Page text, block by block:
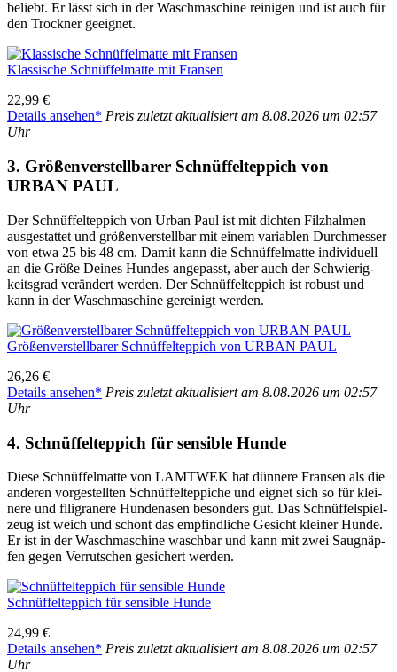
beliebt. Er lässt sich in der Wasch­ma­schi­ne rei­ni­gen und ist auch für
den Trock­ner geeig­net.
Klas­si­sche Schnüf­fel­mat­te mit Fran­sen
22,99 €
Details anse­hen* Preis zuletzt aktua­li­siert am 8.08.2026 um 02:57
Uhr
3. Grö­ßen­ver­stell­ba­rer Schnüf­fel­tep­pich von
URBAN PAUL
Der Schnüf­fel­tep­pich von Urban Paul ist mit dich­ten Filz­hal­men
aus­ge­stat­tet und grö­ßen­ver­stell­bar mit einem varia­blen Durch­mes­ser
von etwa 25 bis 48 cm. Damit kann die Schnüf­fel­mat­te indi­vi­du­ell
an die Grö­ße Dei­nes Hun­des ange­passt, aber auch der Schwie­rig­
keits­grad ver­än­dert wer­den. Der Schnüf­fel­tep­pich ist robust und
kann in der Wasch­ma­schi­ne gerei­nigt wer­den.
Grö­ßen­ver­stell­ba­rer Schnüf­fel­tep­pich von URBAN PAUL
26,26 €
Details anse­hen* Preis zuletzt aktua­li­siert am 8.08.2026 um 02:57
Uhr
4. Schnüf­fel­tep­pich für sen­si­ble Hun­de
Die­se Schnüf­fel­mat­te von LAMTWEK hat dün­ne­re Fran­sen als die
ande­ren vor­ge­stell­ten Schnüf­fel­tep­pi­che und eig­net sich so für klei­
ne­re und fili­gra­ne­re Hun­de­na­sen beson­ders gut. Das Schnüf­fel­spiel­
zeug ist weich und schont das emp­find­li­che Gesicht klei­ner Hun­de.
Er ist in der Wasch­ma­schi­ne wasch­bar und kann mit zwei Saug­näp­
fen gegen Ver­rut­schen gesi­chert wer­den.
Schnüf­fel­tep­pich für sen­si­ble Hun­de
24,99 €
Details anse­hen* Preis zuletzt aktua­li­siert am 8.08.2026 um 02:57
Uhr